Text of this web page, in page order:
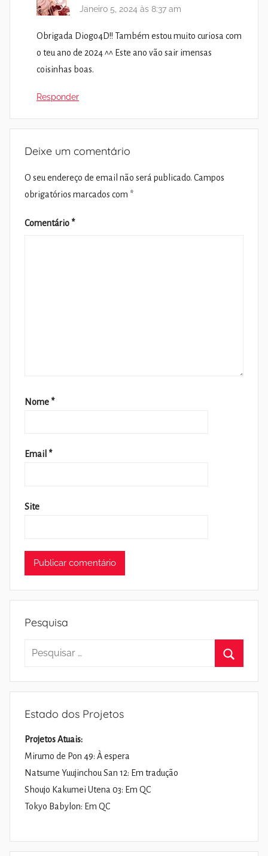
Janeiro 5, 2024 às 8:37 am
Obrigada Diogo4D!! Também estou muito curiosa com
o teu ano de 2024 ^^ Este ano vão sair imensas
coisinhas boas.
Responder
Deixe um comentário
O seu endereço de email não será publicado. Campos
obrigatórios marcados com *
Comentário *
Nome *
Email *
Site
Pesquisa
Pesquisar
Estado dos Projetos
Projetos Atuais:
Mirumo de Pon 49: À espera
Natsume Yuujinchou San 12: Em tradução
Shoujo Kakumei Utena 03: Em QC
Tokyo Babylon: Em QC